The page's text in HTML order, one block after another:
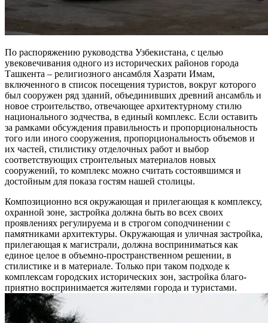
По распоряжению руководства Узбекистана, с целью
увековечивания одного из исторических районов города
Ташкента – религиозного ансамбля Хазрати Имам,
включенного в список посещения туристов, вокруг которого
был сооружен ряд зданий, объединивших древний ансамбль и
новое строительство, отвечающее архитектурному стилю
национального зодчества, в единый комплекс. Если оставить
за рамками обсуждения правильность и пропорциональность
того или иного сооружения, пропорциональность объемов и
их частей, стилистику отделочных работ и выбор
соответствующих строительных материалов новых
сооружений, то комплекс можно считать состоявшимся и
достойным для показа гостям нашей столицы.
Композиционно вся окружающая и прилегающая к комплексу,
охранной зоне, застройка должна быть во всех своих
проявлениях регулируема и в строгом соподчинении с
памятниками архитектуры. Окружающая и уличная застройка,
прилегающая к магистрали, должна восприниматься как
единое целое в объемно-пространственном решении, в
стилистике и в материале. Только при таком подходе к
комплексам городских исторических зон, застройка благо-
приятно воспринимается жителями города и туристами.